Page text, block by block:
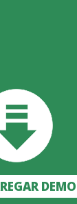
DEMO